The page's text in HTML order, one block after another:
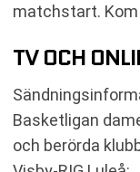
matchstart.
TV OCH
Basketligan
och berörda